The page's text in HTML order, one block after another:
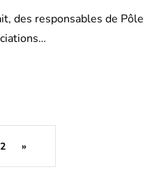
des responsables de Pôle
2 »